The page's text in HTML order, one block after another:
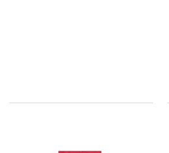
instax mini チェ